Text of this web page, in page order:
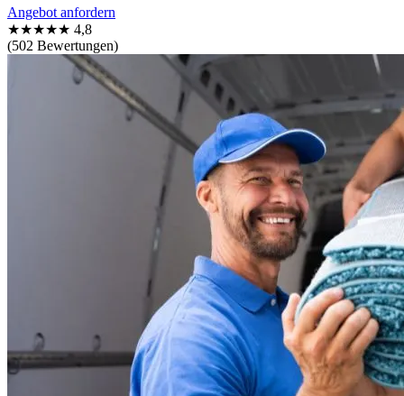
Angebot anfordern
★★★★★ 4,8
(502 Bewertungen)